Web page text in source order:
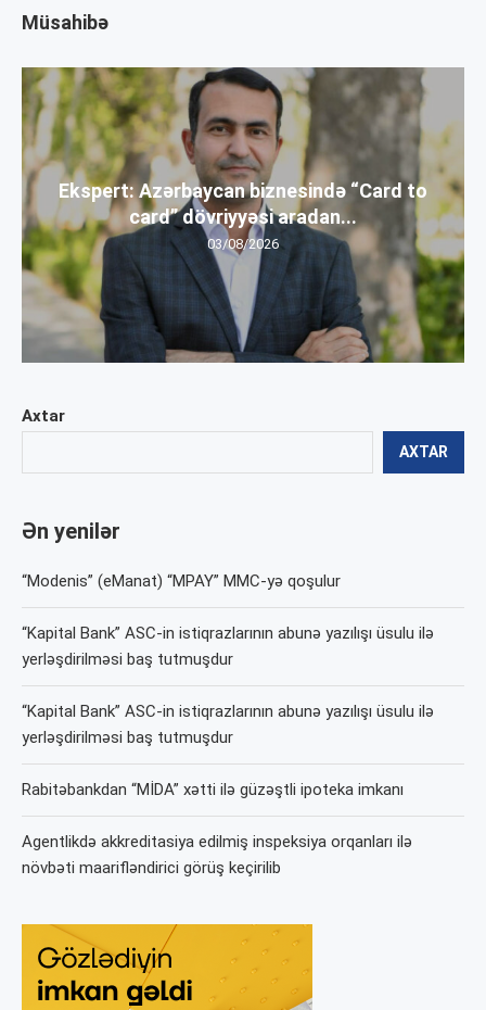
Axtar
AXTAR
Ən yenilər
“Modenis” (eManat) “MPAY” MMC-yə qoşulur
“Kapital Bank” ASC-in istiqrazlarının abunə yazılışı üsulu ilə
yerləşdirilməsi baş tutmuşdur
“Kapital Bank” ASC-in istiqrazlarının abunə yazılışı üsulu ilə
yerləşdirilməsi baş tutmuşdur
Rabitəbankdan “MİDA” xətti ilə güzəştli ipoteka imkanı
Agentlikdə akkreditasiya edilmiş inspeksiya orqanları ilə
növbəti maarifləndirici görüş keçirilib
Müsahibə
Ekspert: Azərbaycan biznesində “Card to
card” dövriyyəsi aradan...
03/08/2026